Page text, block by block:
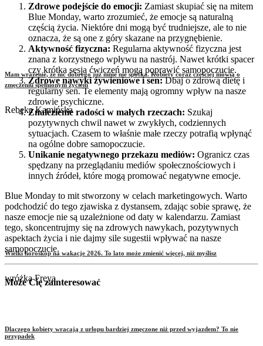
Mam wrażenie, że nic dobrego już mnie nie spotka. Kobiety coraz częściej mówią o
zmęczeniu spełnionym życiem
Rebeka Kamińska
Wielki horoskop na wakacje 2026. To lato może zmienić więcej, niż myślisz
wróżka Freya
Zdrowe podejście do emocji: Zamiast skupiać się na mitem
Blue Monday, warto zrozumieć, że emocje są naturalną
częścią życia. Niektóre dni mogą być trudniejsze, ale to nie
oznacza, że są one z góry skazane na przygnębienie.
Aktywność fizyczna: Regularna aktywność fizyczna jest
znana z korzystnego wpływu na nastrój. Nawet krótki spacer
czy krótka sesja ćwiczeń mogą poprawić samopoczucie.
Zdrowe nawyki żywieniowe i sen:Dbaj o zdrową dietę i
regularny sen. Te elementy mają ogromny wpływ na nasze
zdrowie psychiczne.
Znalezienie radości w małych rzeczach: Szukaj
pozytywnych chwil nawet w zwykłych, codziennych
sytuacjach. Czasem to właśnie małe rzeczy potrafią wpłynąć
na ogólne dobre samopoczucie.
Unikanie negatywnego przekazu mediów: Ogranicz czas
spędzany na przeglądaniu mediów społecznościowych i
innych źródeł, które mogą promować negatywne emocje.
Blue Monday to mit stworzony w celach marketingowych. Warto
podchodzić do tego zjawiska z dystansem, zdając sobie sprawę, że
nasze emocje nie są uzależnione od daty w kalendarzu. Zamiast
tego, skoncentrujmy się na zdrowych nawykach, pozytywnych
aspektach życia i nie dajmy sile sugestii wpływać na nasze
samopoczucie.
Może Cię zainteresować
Dlaczego kobiety wracają z urlopu bardziej zmęczone niż przed wyjazdem? To nie
przypadek